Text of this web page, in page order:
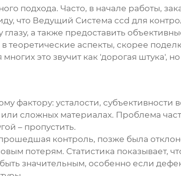
подхода. Часто, в начале работы,
что Ведущий Система ccd для
а также предоставить
теоретические аспекты, скорее
это звучит как 'дорогая штука',
фактору: усталости, субъективности
сложных материалах. Проблема
– пропустить.
контроль, позже была
потерям. Статистика показывает,
значительным, особенно если